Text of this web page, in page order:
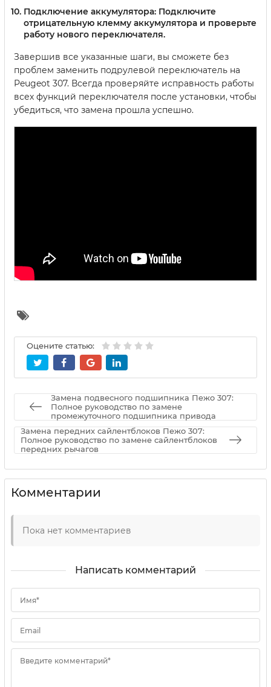
Подключение аккумулятора: Подключите
отрицательную клемму аккумулятора и проверьте
работу нового переключателя.
Завершив все указанные шаги, вы сможете без
проблем заменить подрулевой переключатель на
Peugeot 307. Всегда проверяйте исправность работы
всех функций переключателя после установки, чтобы
убедиться, что замена прошла успешно.
Оцените статью:
Замена подвесного подшипника Пежо 307:
Полное руководство по замене
промежуточного подшипника привода
Замена передних сайлентблоков Пежо 307:
Полное руководство по замене сайлентблоков
передних рычагов
Комментарии
Пока нет комментариев
Написать комментарий
Имя*
Email
Введите комментарий*